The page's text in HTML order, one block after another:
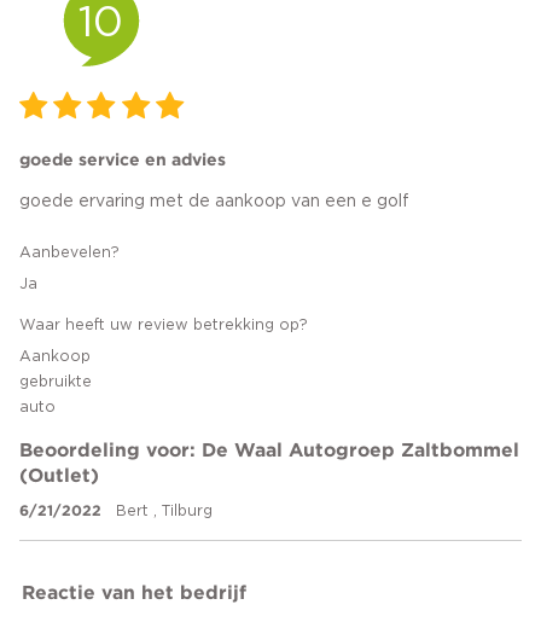
10
goede service en advies
goede ervaring met de aankoop van een e golf
Aanbevelen?
Ja
Waar heeft uw review betrekking op?
Aankoop
gebruikte
auto
Beoordeling voor: De Waal Autogroep Zaltbommel
(Outlet)
6/21/2022 Bert , Tilburg
Reactie van het bedrijf